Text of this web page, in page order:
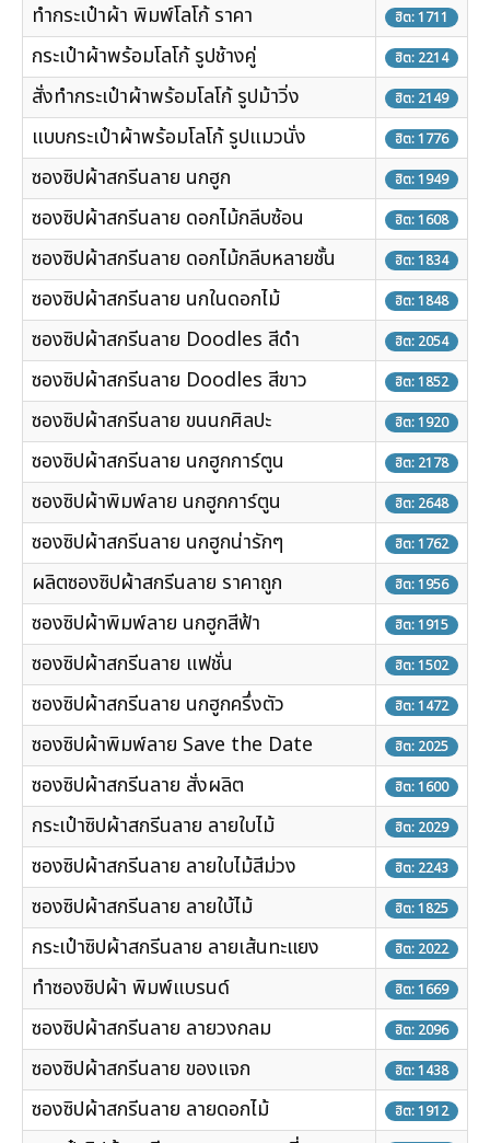
ทำกระเป๋าผ้า พิมพ์โลโก้ ราคา ฮิต: 1711
กระเป๋าผ้าพร้อมโลโก้ รูปช้างคู่ ฮิต: 2214
สั่งทำกระเป๋าผ้าพร้อมโลโก้ รูปม้าวิ่ง ฮิต: 2149
แบบกระเป๋าผ้าพร้อมโลโก้ รูปแมวนั่ง ฮิต: 1776
ซองซิปผ้าสกรีนลาย นกฮูก ฮิต: 1949
ซองซิปผ้าสกรีนลาย ดอกไม้กลีบซ้อน ฮิต: 1608
ซองซิปผ้าสกรีนลาย ดอกไม้กลีบหลายชั้น ฮิต: 1834
ซองซิปผ้าสกรีนลาย นกในดอกไม้ ฮิต: 1848
ซองซิปผ้าสกรีนลาย Doodles สีดำ ฮิต: 2054
ซองซิปผ้าสกรีนลาย Doodles สีขาว ฮิต: 1852
ซองซิปผ้าสกรีนลาย ขนนกศิลปะ ฮิต: 1920
ซองซิปผ้าสกรีนลาย นกฮูกการ์ตูน ฮิต: 2178
ซองซิปผ้าพิมพ์ลาย นกฮูกการ์ตูน ฮิต: 2648
ซองซิปผ้าสกรีนลาย นกฮูกน่ารักๆ ฮิต: 1762
ผลิตซองซิปผ้าสกรีนลาย ราคาถูก ฮิต: 1956
ซองซิปผ้าพิมพ์ลาย นกฮูกสีฟ้า ฮิต: 1915
ซองซิปผ้าสกรีนลาย แฟชั่น ฮิต: 1502
ซองซิปผ้าสกรีนลาย นกฮูกครึ่งตัว ฮิต: 1472
ซองซิปผ้าพิมพ์ลาย Save the Date ฮิต: 2025
ซองซิปผ้าสกรีนลาย สั่งผลิต ฮิต: 1600
กระเป๋าซิปผ้าสกรีนลาย ลายใบไม้ ฮิต: 2029
ซองซิปผ้าสกรีนลาย ลายใบไม้สีม่วง ฮิต: 2243
ซองซิปผ้าสกรีนลาย ลายใบ้ไม้ ฮิต: 1825
กระเป๋าซิปผ้าสกรีนลาย ลายเส้นทะแยง ฮิต: 2022
ทำซองซิปผ้า พิมพ์แบรนด์ ฮิต: 1669
ซองซิปผ้าสกรีนลาย ลายวงกลม ฮิต: 2096
ซองซิปผ้าสกรีนลาย ของแจก ฮิต: 1438
ซองซิปผ้าสกรีนลาย ลายดอกไม้ ฮิต: 1912